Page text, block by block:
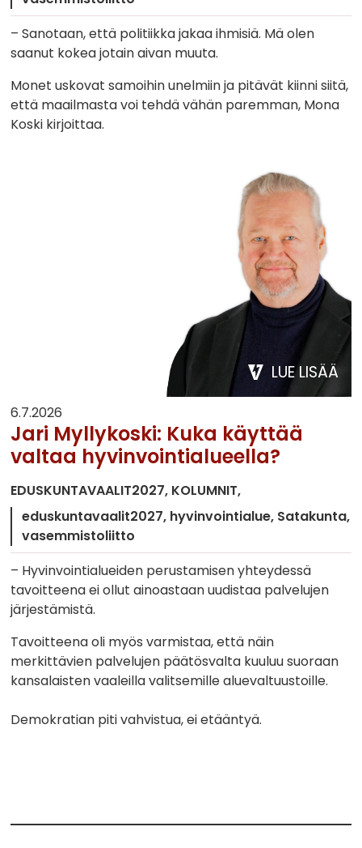
– Sanotaan, että politiikka jakaa ihmisiä. Mä olen
saanut kokea jotain aivan muuta.
Monet uskovat samoihin unelmiin ja pitävät kiinni siitä,
että maailmasta voi tehdä vähän paremman, Mona
Koski kirjoittaa.
LUE LISÄÄ
6.7.2026
Jari Myllykoski: Kuka käyttää
valtaa hyvinvointialueella?
EDUSKUNTAVAALIT2027 KOLUMNIT
eduskuntavaalit2027 hyvinvointialue Satakunta
vasemmistoliitto
– Hyvinvointialueiden perustamisen yhteydessä
tavoitteena ei ollut ainoastaan uudistaa palvelujen
järjestämistä.
Tavoitteena oli myös varmistaa, että näin
merkittävien palvelujen päätösvalta kuuluu suoraan
kansalaisten vaaleilla valitsemille aluevaltuustoille.
Demokratian piti vahvistua, ei etääntyä.